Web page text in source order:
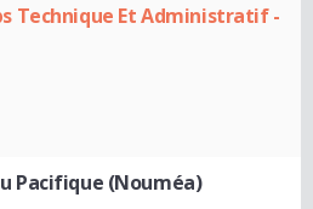
Technique Et Administratif -
Pacifique (Nouméa)